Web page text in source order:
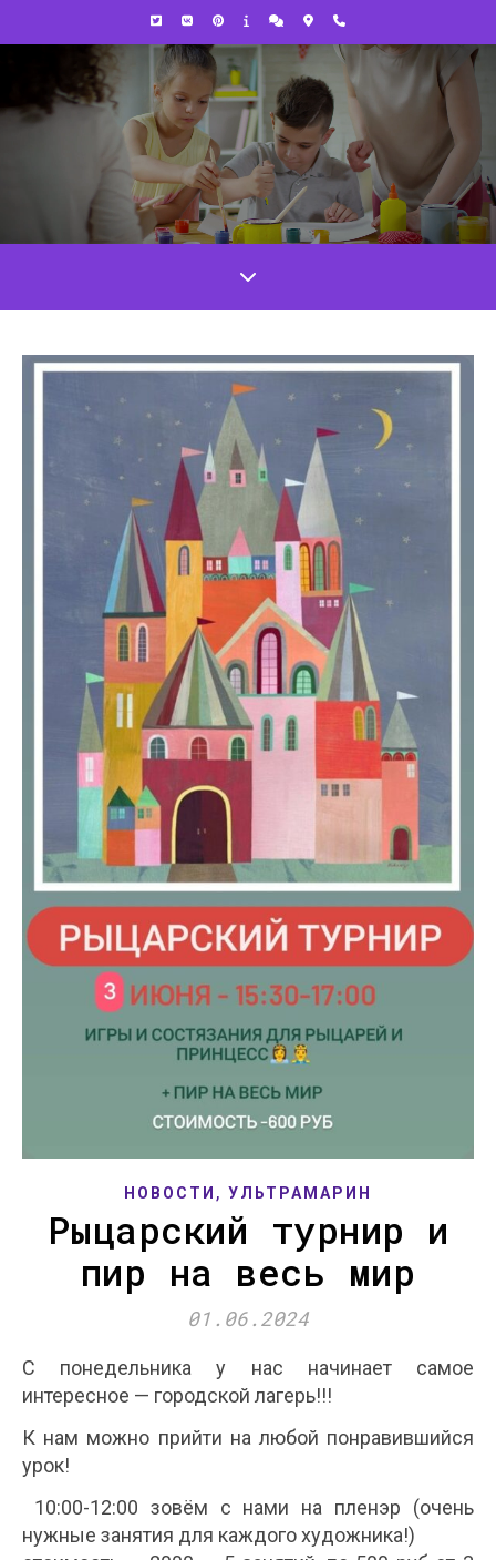
НОВОСТИ , УЛЬТРАМАРИН
Рыцарский турнир и
пир на весь мир
01.06.2024
С понедельника у нас начинает самое
интересное — городской лагерь!!!
К нам можно прийти на любой понравившийся
урок!
10:00-12:00 зовём с нами на пленэр (очень
нужные занятия для каждого художника!)